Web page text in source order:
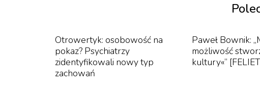
Otrowertyk: osobowość na
pokaz? Psychiatrzy
zidentyfikowali nowy typ
zachowań
Paweł Bownik:
możliwość
kultury«”